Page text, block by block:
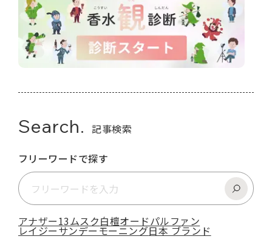
Search. 記事検索
フリーワードで探す
アナザー13ムスク白檀オードパルファン
レイジーサンデーモーニング日本 ブランド